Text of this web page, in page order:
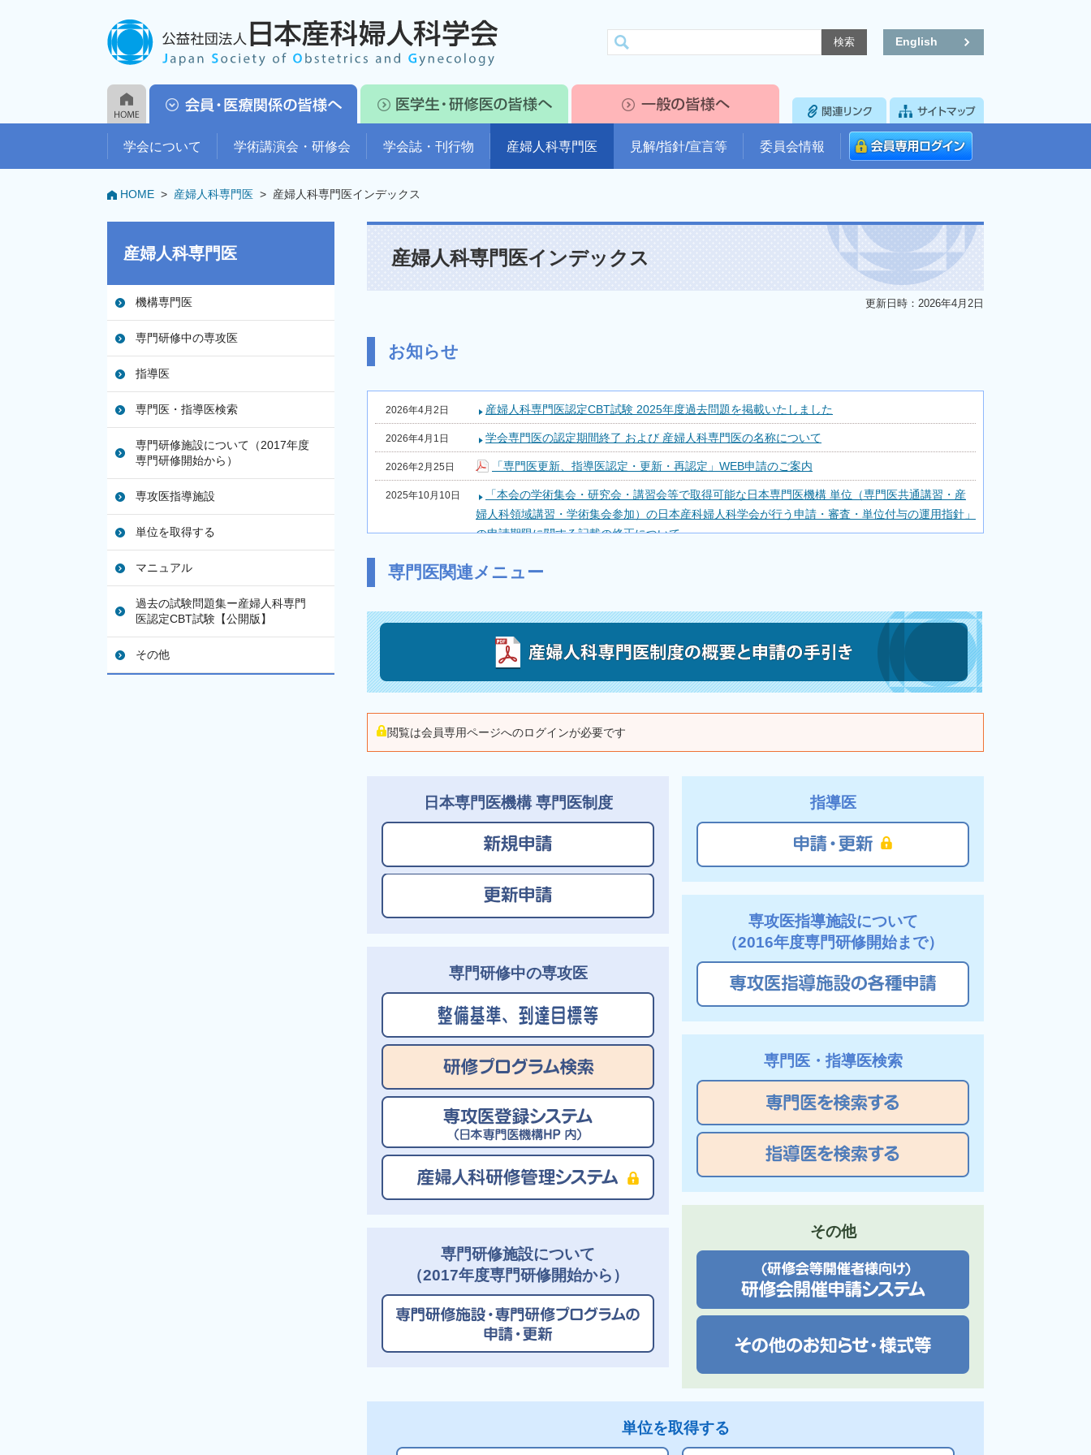
English
学会について 学術講演会・研修会 学会誌・刊行物 産婦人科専門医 見解/指針/宣言等 委員会情報
産婦人科専門医
機構専門医
専門研修中の専攻医
指導医
専門医・指導医検索
専門研修施設について（2017年度
専門研修開始から）
専攻医指導施設
単位を取得する
マニュアル
過去の試験問題集ー産婦人科専門
医認定CBT試験【公開版】
その他
HOME > 産婦人科専門医 > 産婦人科専門医インデックス
産婦人科専門医インデックス
更新日時：2026年4月2日
お知らせ
2026年4月2日 産婦人科専門医認定CBT試験 2025年度過去問題を掲載いたしました
2026年4月1日 学会専門医の認定期間終了 および 産婦人科専門医の名称について
2026年2月25日 「専門医更新、指導医認定・更新・再認定」WEB申請のご案内
2025年10月10日
「本会の学術集会・研究会・講習会等で取得可能な日本専門医機構 単位（専門医共通講習・産
婦人科領域講習・学術集会参加）の日本産科婦人科学会が行う申請・審査・単位付与の運用指針」
の申請期限に関する記載の修正について
2024年3月8日
2023年10月4日 日本産科婦人科学会専門医研修出席証明（学会単位）の付与終了について
本会の学術集会・研究会・講習会等で取得可能な日本専門医機構 単位（専門医共通講習・産婦
人科領域講習・学術集会参加）の日本産科婦人科学会が行う申請・審査・単位付与の運用指針の改
訂について
2023年4月19日 第31回日本医学会総会における日本産科婦人科学会専門医制度研修出席証明等の付与について
2023年度の専門医制度諸審査に関わる特例措置について
2021年12月17日 2022年度の専門医制度諸審査に関わるe-learningでの受講単位の取り扱いについて
専門医認定審査申請年に開催される日産婦学術講演会での取得単位について
研修管理システム アラートメールへの注意喚起について
2020年12月16日 2020年度産婦人科専門医認定審査合格者の専門医認定期間について
産婦人科専門医制度研修中の専攻医が2021年度以降に専門医認定試験を申請するための条件に
ついて
2019年7月5日 専門医制度の審査料･登録料の改定について
専門医関連メニュー
閲覧は会員専用ページへのログインが必要です
指導医
専攻医指導施設について
（2016年度専門研修開始まで）
専門医・指導医検索
その他
日本専門医機構 専門医制度
専門研修中の専攻医
専門研修施設について
（2017年度専門研修開始から）
単位を取得する